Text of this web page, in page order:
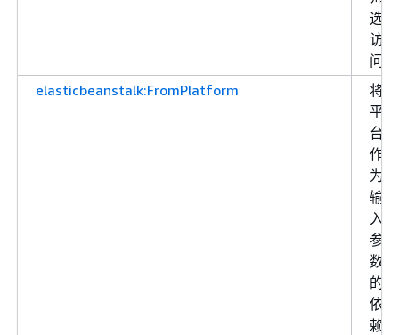
选
访
问
elasticbeanstalk:FromPlatform
将
平
台
作
为
输
入
参
数
的
依
赖